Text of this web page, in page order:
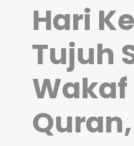
Hari
Tujuh
Wakaf